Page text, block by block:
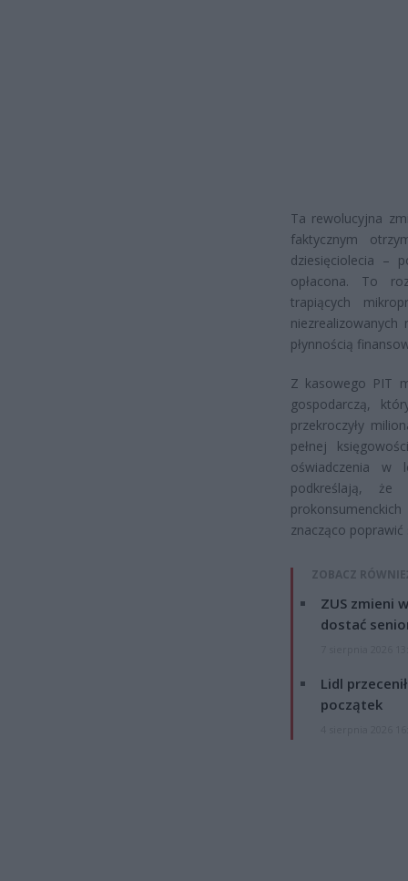
Ta rewolucyjna
faktycznym
dziesięciolecia –
opłacona. To
trapiących
płynnością
Z kasowego PIT
gospodarczą,
przekroczyły
pełnej
oświadczenia w
podkreślają,
znacząco
ZOBACZ
ZUS zmieni
dostać
Lidl
początek